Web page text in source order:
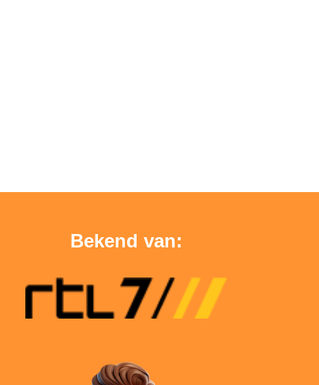
Bekend van: